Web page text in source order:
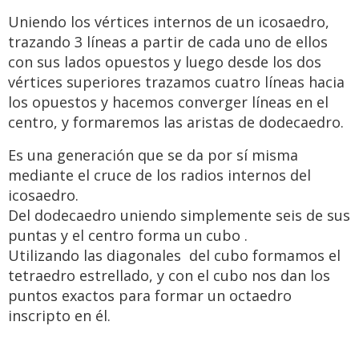
Uniendo los vértices internos de un icosaedro,
trazando 3 líneas a partir de cada uno de ellos
con sus lados opuestos y luego desde los dos
vértices superiores trazamos cuatro líneas hacia
los opuestos y hacemos converger líneas en el
centro, y formaremos las aristas de dodecaedro.
Es una generación que se da por sí misma
mediante el cruce de los radios internos del
icosaedro.
Del dodecaedro uniendo simplemente seis de sus
puntas y el centro forma un cubo .
Utilizando las diagonales del cubo formamos el
tetraedro estrellado, y con el cubo nos dan los
puntos exactos para formar un octaedro
inscripto en él.